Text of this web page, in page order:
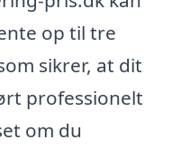
op til tre
sikrer, at dit
professionelt
om du